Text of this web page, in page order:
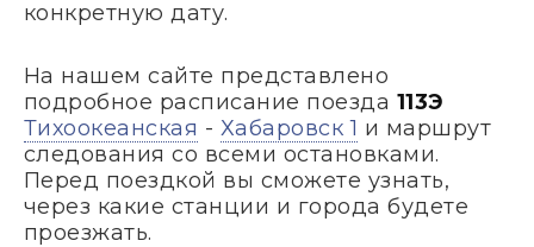
конкретную дату.
На нашем сайте представлено
подробное расписание поезда 113Э
Тихоокеанская - Хабаровск 1 и маршрут
следования со всеми остановками.
Перед поездкой вы сможете узнать,
через какие станции и города будете
проезжать.